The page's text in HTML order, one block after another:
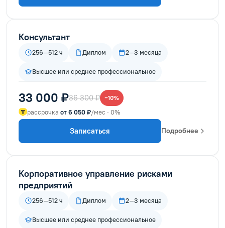
Консультант
256–512 ч Диплом 2–3 месяца
Высшее или среднее профессиональное
33 000 ₽36 300 ₽ −10%
рассрочка от 6 050 ₽/мес · 0%
Записаться Подробнее
Корпоративное управление рисками
предприятий
256–512 ч Диплом 2–3 месяца
Высшее или среднее профессиональное